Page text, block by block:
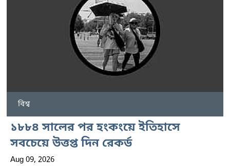
বিশ্ব
১৮৮৪ সালের পর হংকংয়ে ইতিহাসে
সবচেয়ে উত্তপ্ত দিন রেকর্ড
Aug 09, 2026